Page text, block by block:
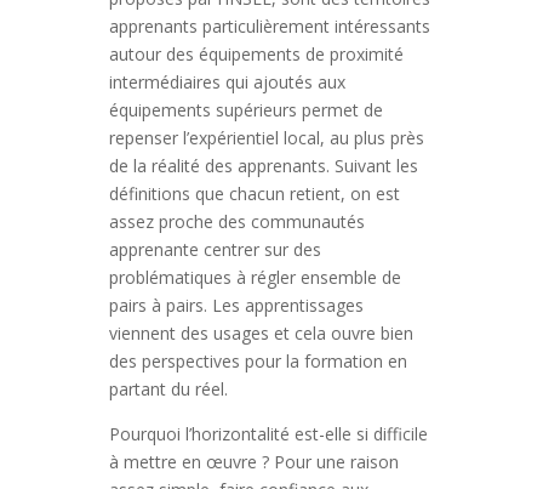
apprenants particulièrement intéressants
autour des équipements de proximité
intermédiaires qui ajoutés aux
équipements supérieurs permet de
repenser l’expérientiel local, au plus près
de la réalité des apprenants. Suivant les
définitions que chacun retient, on est
assez proche des communautés
apprenante centrer sur des
problématiques à régler ensemble de
pairs à pairs. Les apprentissages
viennent des usages et cela ouvre bien
des perspectives pour la formation en
partant du réel.
Pourquoi l’horizontalité est-elle si difficile
à mettre en œuvre ? Pour une raison